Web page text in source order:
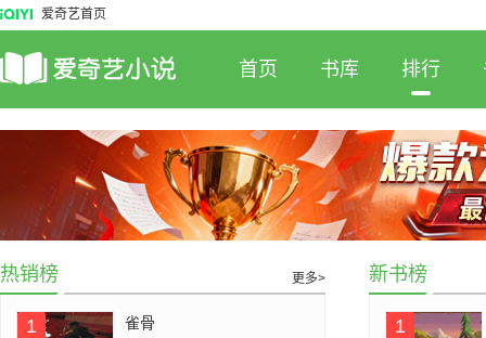
爱奇艺首页
首页 书库 排行
新书榜
1
热销榜 更多>
1 雀骨